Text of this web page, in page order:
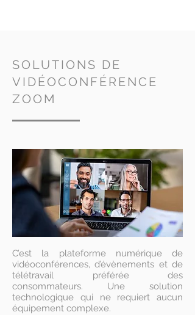
SOLUTIONS DE
VIDÉOCONFÉRENCE
ZOOM
C’est la plateforme numérique de
vidéoconférences, d’évènements et de
télétravail préférée des
consommateurs. Une solution
technologique qui ne requiert aucun
équipement complexe.